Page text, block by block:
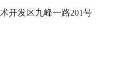
开发区九峰一路201号